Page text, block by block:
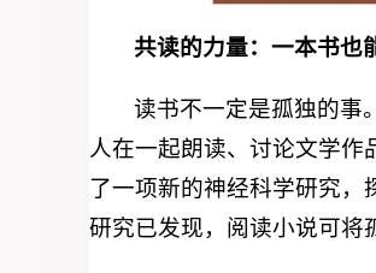
共读的力量：一本书也
读书不一定是孤独的
人在一起朗读、讨论文学作
了一项新的神经科学研究，
研究已发现，阅读小说可将